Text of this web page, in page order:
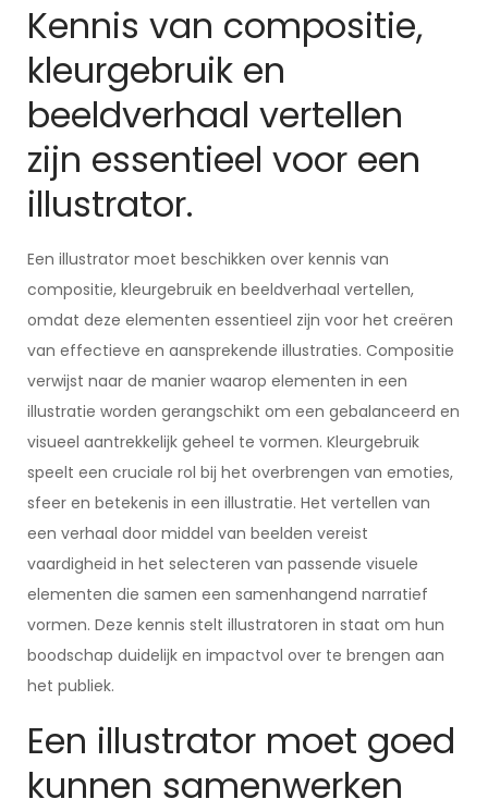
Kennis van compositie,
kleurgebruik en
beeldverhaal vertellen
zijn essentieel voor een
illustrator.
Een illustrator moet beschikken over kennis van
compositie, kleurgebruik en beeldverhaal vertellen,
omdat deze elementen essentieel zijn voor het creëren
van effectieve en aansprekende illustraties. Compositie
verwijst naar de manier waarop elementen in een
illustratie worden gerangschikt om een gebalanceerd en
visueel aantrekkelijk geheel te vormen. Kleurgebruik
speelt een cruciale rol bij het overbrengen van emoties,
sfeer en betekenis in een illustratie. Het vertellen van
een verhaal door middel van beelden vereist
vaardigheid in het selecteren van passende visuele
elementen die samen een samenhangend narratief
vormen. Deze kennis stelt illustratoren in staat om hun
boodschap duidelijk en impactvol over te brengen aan
het publiek.
Een illustrator moet goed
kunnen samenwerken